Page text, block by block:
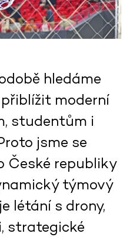
hledáme
moderní
studentům i
jsme se
České republiky
týmový
létání s drony,
strategické